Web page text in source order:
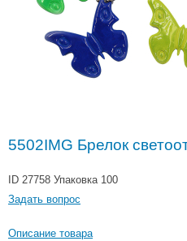
5502IMG Брелок
ID 27758 Упаковка 100
Задать вопрос
Описание товара